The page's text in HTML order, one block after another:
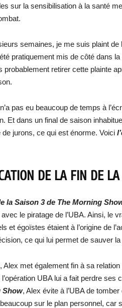
sur la sensibilisation à la santé
semaines, je me suis plaint
pratiquement mis de côté dans
probablement retirer cette plainte
pas eu beaucoup de temps à
Et dans un final de saison
de jurons, ce qui est énorme. Voici
DE LA FIN DE
la Saison 3 de The Morning
le piratage de l’UBA. Ainsi, le
et égoïstes étaient à l’origine de
ce qui lui permet de sauver la
Alex met également fin à sa
l’opération UBA lui a fait perdre ses
Show, Alex évite à l’UBA de
sur le plan personnel, car